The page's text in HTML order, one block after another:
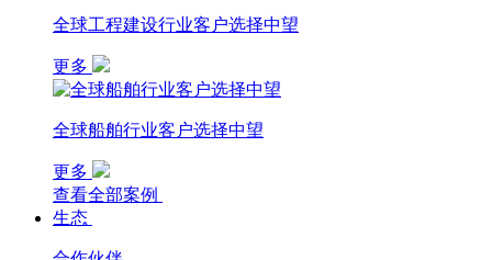
全球工程建设行业客户选择中望
更多
全球船舶行业客户选择中望
更多
查看全部案例
生态